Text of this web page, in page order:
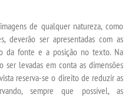
de qualquer natureza, como
deverão ser apresentadas com as
da fonte e a posição no texto. Na
ser levadas em conta as dimensões
reserva-se o direito de reduzir as
sempre que possível, as